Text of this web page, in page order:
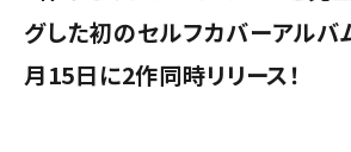
グした初のセルフカバーアルバ
月15日に2作同時リリース！